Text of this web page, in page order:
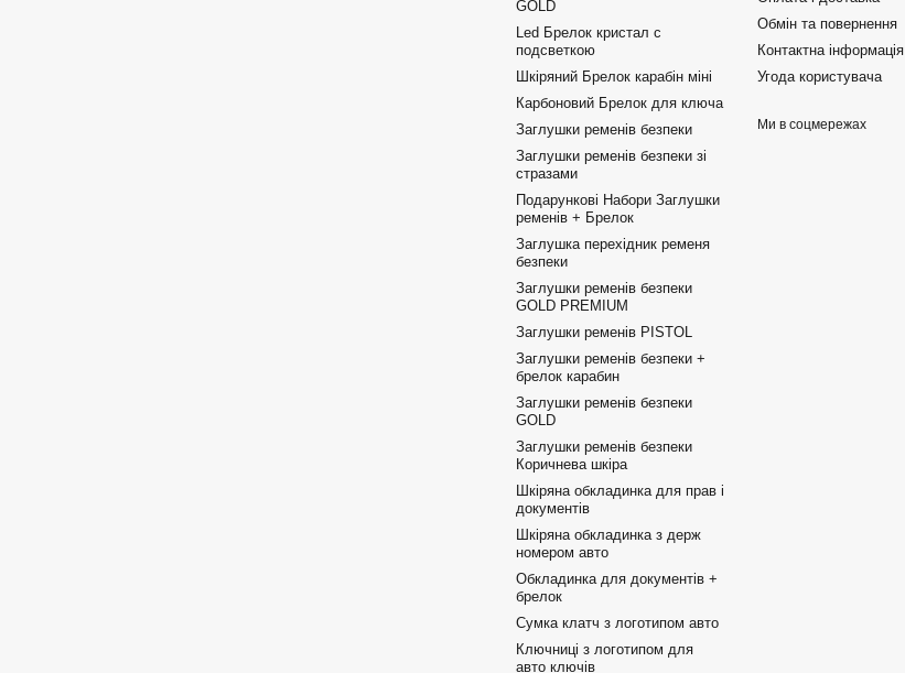
GOLD
Led Брелок кристал с
подсветкою
Шкіряний Брелок карабін міні
Карбоновий Брелок для ключа
Заглушки ременів безпеки
Заглушки ременів безпеки зі
стразами
Подарункові Набори Заглушки
ременів + Брелок
Заглушка перехідник ременя
безпеки
Заглушки ременів безпеки
GOLD PREMIUM
Заглушки ременів PISTOL
Заглушки ременів безпеки +
брелок карабин
Заглушки ременів безпеки
GOLD
Заглушки ременів безпеки
Коричнева шкіра
Шкіряна обкладинка для прав і
документів
Шкіряна обкладинка з держ
номером авто
Обкладинка для документів +
брелок
Сумка клатч з логотипом авто
Ключниці з логотипом для
авто ключів
Обмін та повернення
Контактна інформація
Угода користувача
Ми в соцмережах